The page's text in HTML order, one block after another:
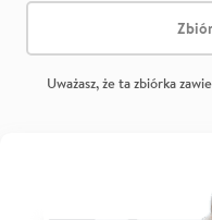
Uważasz, że ta zbiórka